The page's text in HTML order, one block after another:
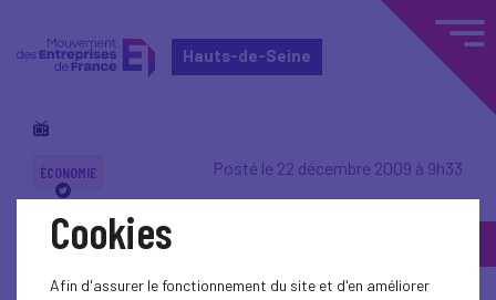
Hauts-de-Seine
ÉCONOMIE Posté le 22 décembre 2009 à 9h33
"Retrouver un rêve pour
Cookies
Afin d'assurer le fonctionnement du site et d'en améliorer